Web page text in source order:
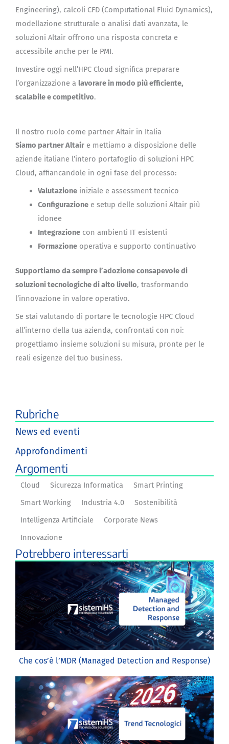
Engineering), calcoli CFD (Computational Fluid Dynamics),
modellazione strutturale o analisi dati avanzata, le
soluzioni Altair offrono una risposta concreta e
accessibile anche per le PMI.
Investire oggi nell’HPC Cloud significa preparare
l’organizzazione a lavorare in modo più efficiente,
scalabile e competitivo.
Il nostro ruolo come partner Altair in Italia
Siamo partner Altair e mettiamo a disposizione delle
aziende italiane l’intero portafoglio di soluzioni HPC
Cloud, affiancandole in ogni fase del processo:
Valutazioneiniziale e assessment tecnico
Configurazionee setup delle soluzioni Altair più
idonee
Integrazionecon ambienti IT esistenti
Formazioneoperativa e supporto continuativo
Supportiamo da sempre l’adozione consapevole di
soluzioni tecnologiche di alto livello, trasformando
l’innovazione in valore operativo.
Se stai valutando di portare le tecnologie HPC Cloud
all’interno della tua azienda, confrontati con noi:
progettiamo insieme soluzioni su misura, pronte per le
reali esigenze del tuo business.
Rubriche
News ed eventi
Approfondimenti
Argomenti
Cloud Sicurezza Informatica
Smart Printing
Smart Working
Industria 4.0
Sostenibilità
Intelligenza Artificiale
Corporate News
Innovazione
Potrebbero interessarti
Che cos’è l’MDR (Managed Detection and Response)